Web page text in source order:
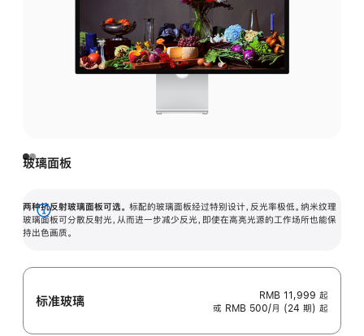
玻璃面板
两种抗反射玻璃面板可选。 标配的玻璃面板经过特别设计，反光率极低。纳米纹理
玻璃面板可分散反射光，从而进一步减少反光，即使在高亮光源的工作场所也能保
持出色画质。
展
开
标准玻璃 RMB 11,999 起
或 RMB 500/月 (24 期) 起